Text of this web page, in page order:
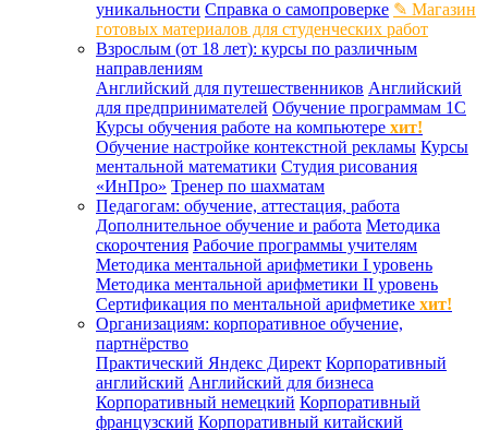
уникальности Справка о самопроверке ✎ Магазин
готовых материалов для студенческих работ
Взрослым (от 18 лет): курсы по различным
направлениям
Английский для путешественников Английский
для предпринимателей Обучение программам 1С
Курсы обучения работе на компьютере хит!
Обучение настройке контекстной рекламы Курсы
ментальной математики Студия рисования
«ИнПро» Тренер по шахматам
Педагогам: обучение, аттестация, работа
Дополнительное обучение и работа Методика
скорочтения Рабочие программы учителям
Методика ментальной арифметики I уровень
Методика ментальной арифметики II уровень
Сертификация по ментальной арифметике хит!
Организациям: корпоративное обучение,
партнёрство
Практический Яндекс Директ Корпоративный
английский Английский для бизнеса
Корпоративный немецкий Корпоративный
французский Корпоративный китайский